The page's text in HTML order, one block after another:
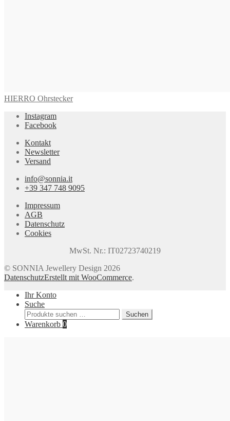
HIERRO Ohrstecker
Instagram
Facebook
Kontakt
Newsletter
Versand
info@sonnia.it
+39 347 748 9095
Impressum
AGB
Datenschutz
Cookies
MwSt. Nr.: IT02723740219
© SONNIA Jewellery Design 2026
DatenschutzErstellt mit WooCommerce.
Ihr Konto
Suche
Suchen
nach:
Suchen
Warenkorb 0